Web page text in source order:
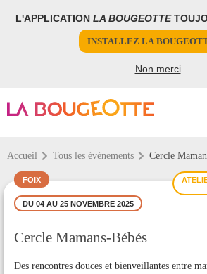
L'APPLICATION LA BOUGEOTTE
INSTALLEZ LA
Non merci
Accueil Tous les événements Cercle
FOIX
DU 04 AU 25 NOVEMBRE 2025
Cercle Mamans-Bébés
Des rencontres douces et bienveillantes entre
PARTAGER
Votre inscription à la newsletter a